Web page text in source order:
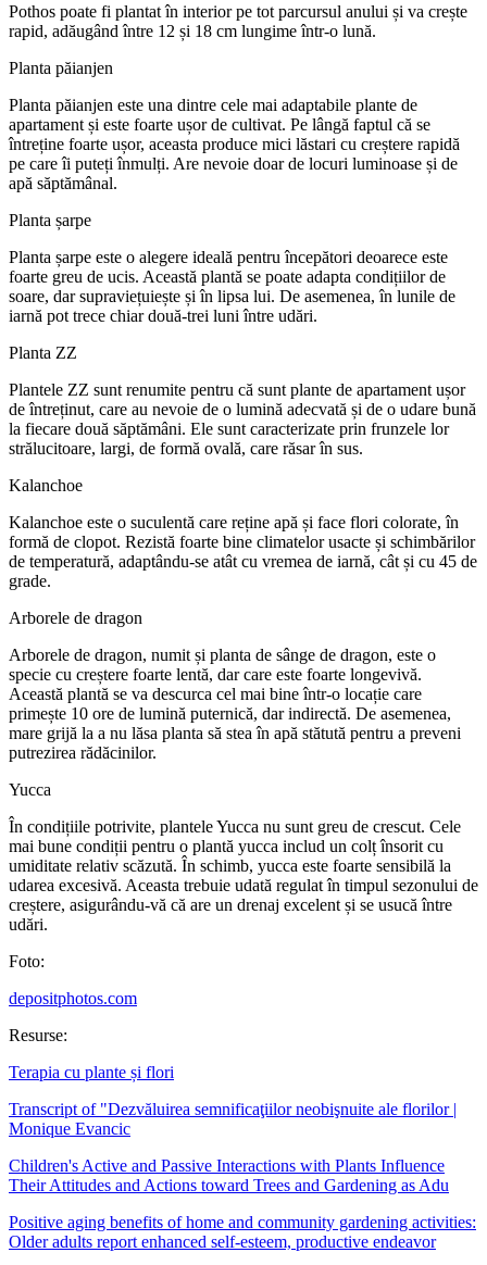
Pothos poate fi plantat în interior pe tot parcursul anului și va crește
rapid, adăugând între 12 și 18 cm lungime într-o lună.
Planta păianjen
Planta păianjen este una dintre cele mai adaptabile plante de
apartament și este foarte ușor de cultivat. Pe lângă faptul că se
întreține foarte ușor, aceasta produce mici lăstari cu creștere rapidă
pe care îi puteți înmulți. Are nevoie doar de locuri luminoase și de
apă săptămânal.
Planta șarpe
Planta șarpe este o alegere ideală pentru începători deoarece este
foarte greu de ucis. Această plantă se poate adapta condițiilor de
soare, dar supraviețuiește și în lipsa lui. De asemenea, în lunile de
iarnă pot trece chiar două-trei luni între udări.
Planta ZZ
Plantele ZZ sunt renumite pentru că sunt plante de apartament ușor
de întreținut, care au nevoie de o lumină adecvată și de o udare bună
la fiecare două săptămâni. Ele sunt caracterizate prin frunzele lor
strălucitoare, largi, de formă ovală, care răsar în sus.
Kalanchoe
Kalanchoe este o suculentă care reține apă și face flori colorate, în
formă de clopot. Rezistă foarte bine climatelor usacte și schimbărilor
de temperatură, adaptându-se atât cu vremea de iarnă, cât și cu 45 de
grade.
Arborele de dragon
Arborele de dragon, numit și planta de sânge de dragon, este o
specie cu creștere foarte lentă, dar care este foarte longevivă.
Această plantă se va descurca cel mai bine într-o locație care
primește 10 ore de lumină puternică, dar indirectă. De asemenea,
mare grijă la a nu lăsa planta să stea în apă stătută pentru a preveni
putrezirea rădăcinilor.
Yucca
În condițiile potrivite, plantele Yucca nu sunt greu de crescut. Cele
mai bune condiții pentru o plantă yucca includ un colț însorit cu
umiditate relativ scăzută. În schimb, yucca este foarte sensibilă la
udarea excesivă. Aceasta trebuie udată regulat în timpul sezonului de
creștere, asigurându-vă că are un drenaj excelent și se usucă între
udări.
Foto:
depositphotos.com
Resurse:
Terapia cu plante și flori
Transcript of "Dezvăluirea semnificaţiilor neobişnuite ale florilor |
Monique Evancic
Children's Active and Passive Interactions with Plants Influence
Their Attitudes and Actions toward Trees and Gardening as Adu
Positive aging benefits of home and community gardening activities:
Older adults report enhanced self-esteem, productive endeavor